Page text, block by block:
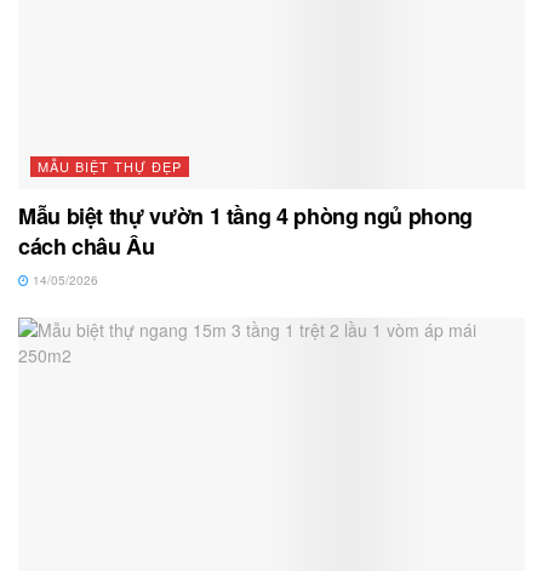
MẪU BIỆT THỰ ĐẸP
Mẫu biệt thự vườn 1 tầng 4 phòng ngủ phong
cách châu Âu
14/05/2026